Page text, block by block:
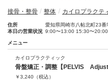
接骨・整骨 整体 カイロプラクテ
住所
愛知県岡崎市八帖北町23番
本日の営業状況 9:00〜13:00 15:30〜20:00
メニュー
カイロプラクティック
骨盤矯正・調整【PELVIS
￥3,240 （税込）